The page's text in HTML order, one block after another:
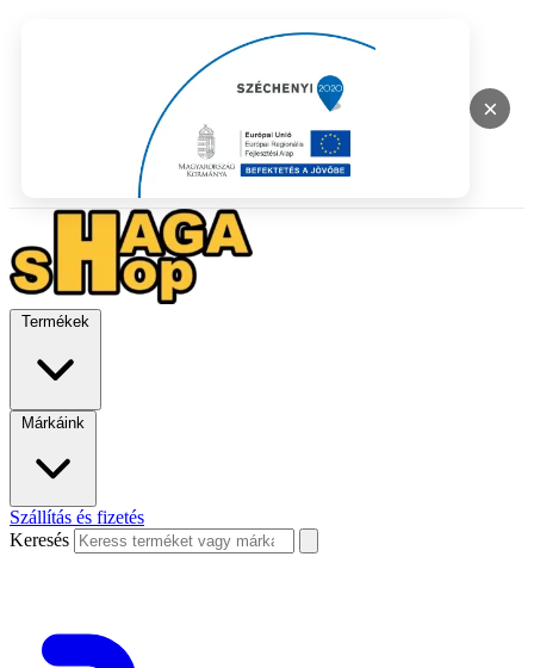
×
Termékek
Márkáink
Szállítás és fizetés
Keresés